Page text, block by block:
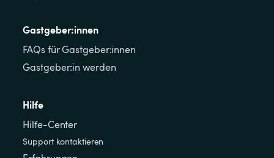
Gastgeber:innen
FAQs für Gastgeber:innen
Gastgeber:in werden
Hilfe
Hilfe-Center
Support kontaktieren